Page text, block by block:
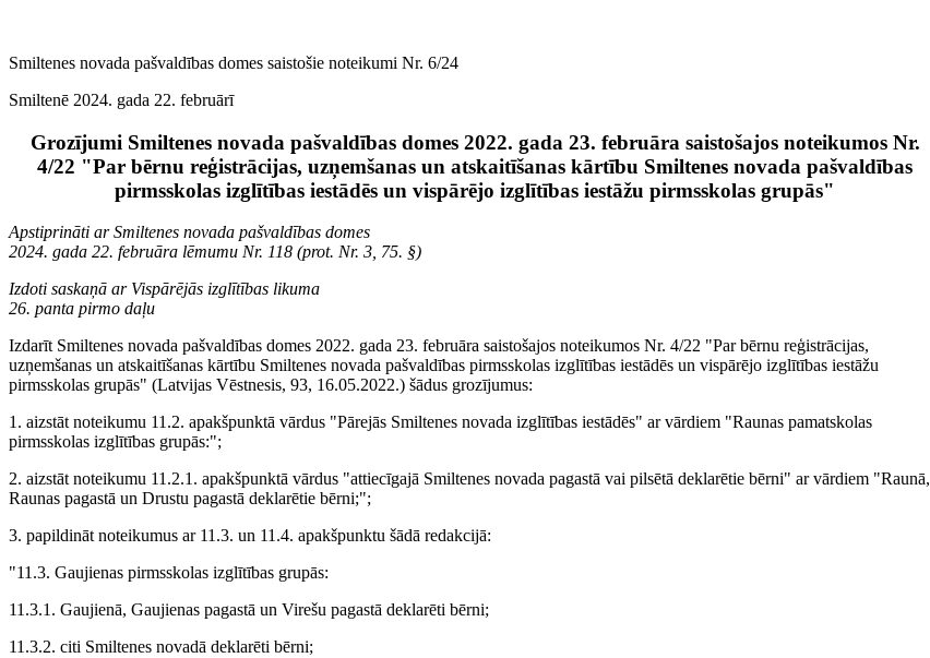
Smiltenes novada pašvaldības domes saistošie noteikumi Nr. 6/24
Smiltenē 2024. gada 22. februārī
Grozījumi Smiltenes novada pašvaldības domes 2022. gada 23. februāra saistošajos noteikumos Nr.
4/22 "Par bērnu reģistrācijas, uzņemšanas un atskaitīšanas kārtību Smiltenes novada pašvaldības
pirmsskolas izglītības iestādēs un vispārējo izglītības iestāžu pirmsskolas grupās"
Apstiprināti ar Smiltenes novada pašvaldības domes
2024. gada 22. februāra lēmumu Nr. 118 (prot. Nr. 3, 75. §)
Izdoti saskaņā ar Vispārējās izglītības likuma
26. panta pirmo daļu
Izdarīt Smiltenes novada pašvaldības domes 2022. gada 23. februāra saistošajos noteikumos Nr. 4/22 "Par bērnu reģistrācijas,
uzņemšanas un atskaitīšanas kārtību Smiltenes novada pašvaldības pirmsskolas izglītības iestādēs un vispārējo izglītības iestāžu
pirmsskolas grupās" (Latvijas Vēstnesis, 93, 16.05.2022.) šādus grozījumus:
1. aizstāt noteikumu 11.2. apakšpunktā vārdus "Pārejās Smiltenes novada izglītības iestādēs" ar vārdiem "Raunas pamatskolas
pirmsskolas izglītības grupās:";
2. aizstāt noteikumu 11.2.1. apakšpunktā vārdus "attiecīgajā Smiltenes novada pagastā vai pilsētā deklarētie bērni" ar vārdiem "Raunā,
Raunas pagastā un Drustu pagastā deklarētie bērni;";
3. papildināt noteikumus ar 11.3. un 11.4. apakšpunktu šādā redakcijā:
"11.3. Gaujienas pirmsskolas izglītības grupās:
11.3.1. Gaujienā, Gaujienas pagastā un Virešu pagastā deklarēti bērni;
11.3.2. citi Smiltenes novadā deklarēti bērni;